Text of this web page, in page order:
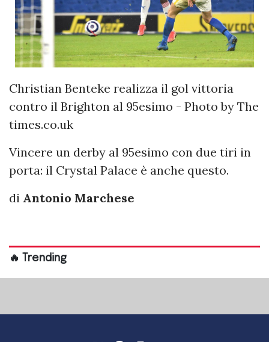
Christian Benteke realizza il gol vittoria
contro il Brighton al 95esimo - Photo by The
times.co.uk
Vincere un derby al 95esimo con due tiri in
porta: il Crystal Palace è anche questo.
di Antonio Marchese
🔥 Trending